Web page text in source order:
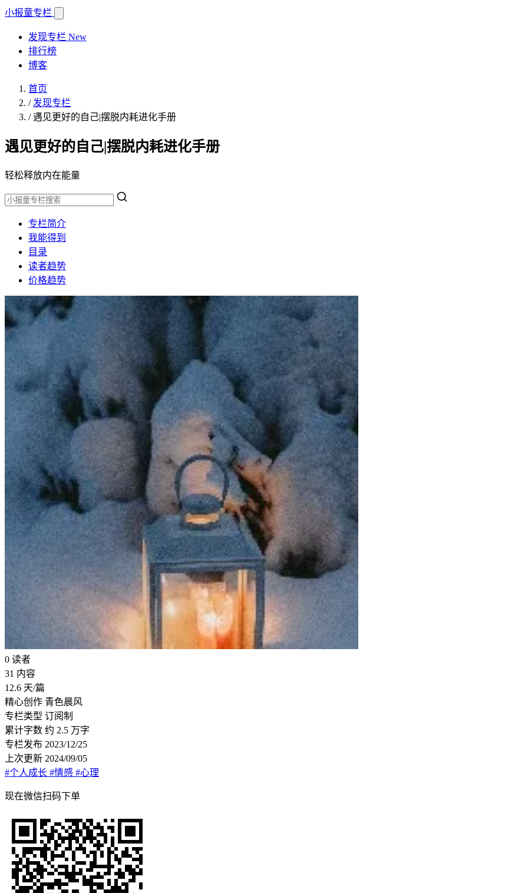
小报童专栏
发现专栏 New
排行榜
博客
首页
/ 发现专栏
/遇见更好的自己|摆脱内耗进化手册
遇见更好的自己|摆脱内耗进化手册
轻松释放内在能量
专栏简介
我能得到
目录
读者趋势
价格趋势
0 读者
31 内容
12.6 天/篇
精心创作 青色晨风
专栏类型 订阅制
累计字数 约 2.5 万字
专栏发布 2023/12/25
上次更新 2024/09/05
#个人成长 #情感 #心理
现在微信扫码下单